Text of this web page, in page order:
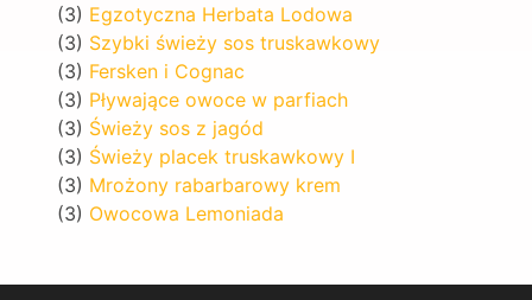
(3) Egzotyczna Herbata Lodowa
(3) Szybki świeży sos truskawkowy
(3) Fersken i Cognac
(3) Pływające owoce w parfiach
(3) Świeży sos z jagód
(3) Świeży placek truskawkowy I
(3) Mrożony rabarbarowy krem
(3) Owocowa Lemoniada